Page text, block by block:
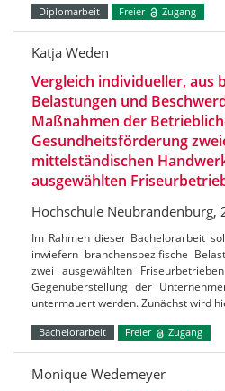
Diplomarbeit Freier Zugang
Katja Weden
Vergleich individueller, aus
Belastungen und
Maßnahmen der
Gesundheitsförderung
mittelständischen
ausgewählten
Hochschule Neubrandenburg,
Im Rahmen dieser Bachelorarbeit
inwiefern branchenspezifische
zwei ausgewählten
Gegenüberstellung der
untermauert werden. Zunächst wird
Bachelorarbeit Freier Zugang
Monique Wedemeyer